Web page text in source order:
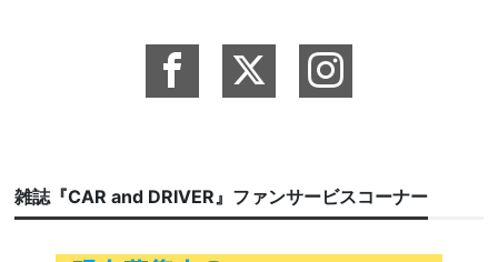
雑誌『CAR and DRIVER』ファンサービスコーナー